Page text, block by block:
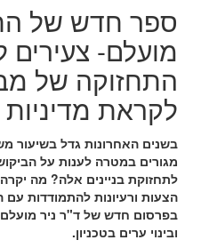
ספר חדש של
מועלם- צעירים
התחזוקה של
לקראת
בשנים האחרונות גדל בשיעור
מגורים במטרה לענות על
לתחזוקת בניינים אלה? מה
הצעות ורעיונות להתמודדות
בפרסום חדש של ד"ר ניר
ובינוי ערים בטכניון.